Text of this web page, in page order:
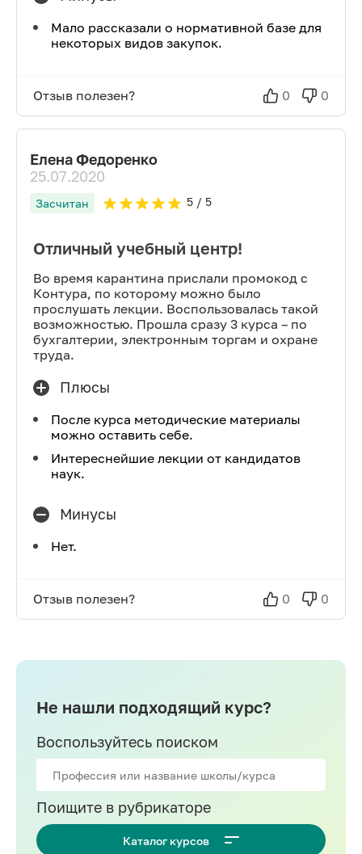
Мало рассказали о нормативной базе для
некоторых видов закупок.
Отзыв полезен? 0 0
Елена Федоренко
25.07.2020
Засчитан 5/ 5
Отличный учебный центр!
Во время карантина прислали промокод с
Контура, по которому можно было
прослушать лекции. Воспользовалась такой
возможностью. Прошла сразу 3 курса – по
бухгалтерии, электронным торгам и охране
труда.
Плюсы
После курса методические материалы
можно оставить себе.
Интереснейшие лекции от кандидатов
наук.
Минусы
Нет.
Отзыв полезен? 0 0
Не нашли подходящий курс?
Воспользуйтесь поиском
Поищите в рубрикаторе
Каталог курсов